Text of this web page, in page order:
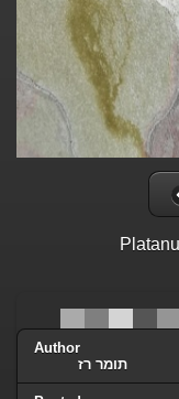
Author
תומר רז